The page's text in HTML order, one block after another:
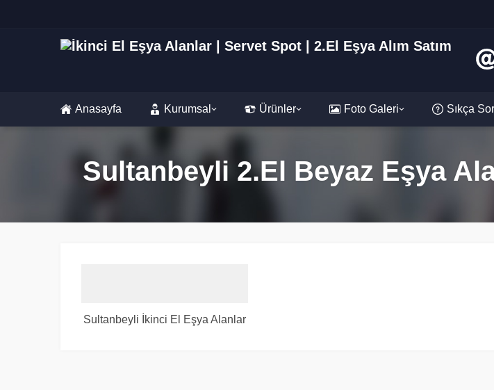
Anasayfa Kurumsal Ürünler Foto Galeri Sıkça
Sultanbeyli 2.El Beyaz Eşya
Sultanbeyli İkinci El Eşya Alanlar